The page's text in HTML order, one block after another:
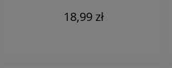
18,99 zł